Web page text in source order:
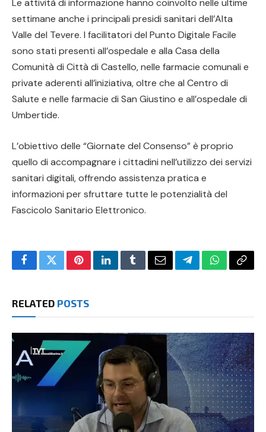
Le attività di informazione hanno coinvolto nelle ultime
settimane anche i principali presidi sanitari dell’Alta
Valle del Tevere. I facilitatori del Punto Digitale Facile
sono stati presenti all’ospedale e alla Casa della
Comunità di Città di Castello, nelle farmacie comunali e
private aderenti all’iniziativa, oltre che al Centro di
Salute e nelle farmacie di San Giustino e all’ospedale di
Umbertide.
L’obiettivo delle “Giornate del Consenso” è proprio
quello di accompagnare i cittadini nell’utilizzo dei servizi
sanitari digitali, offrendo assistenza pratica e
informazioni per sfruttare tutte le potenzialità del
Fascicolo Sanitario Elettronico.
FacebookTwitterPinterestLinkedInTumblrEmailTelegramWhatsApp
Copy
RELATED POSTS